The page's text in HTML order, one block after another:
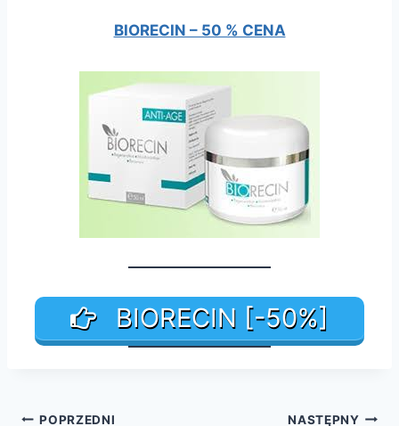
BIORECIN – 50 % CENA
BIORECIN [-50%]
POPRZEDNI NASTĘPNY